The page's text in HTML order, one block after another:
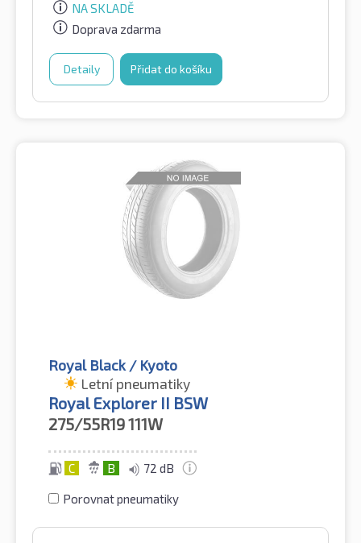
NA SKLADĚ
Doprava zdarma
Detaily Přidat do košíku
Royal Black / Kyoto
Letní pneumatiky
Royal Explorer II BSW
275/55R19111W
C B 72 dB
Porovnat pneumatiky